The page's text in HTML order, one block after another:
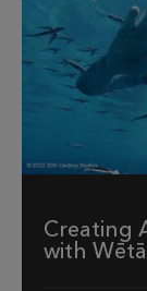
Creating
with